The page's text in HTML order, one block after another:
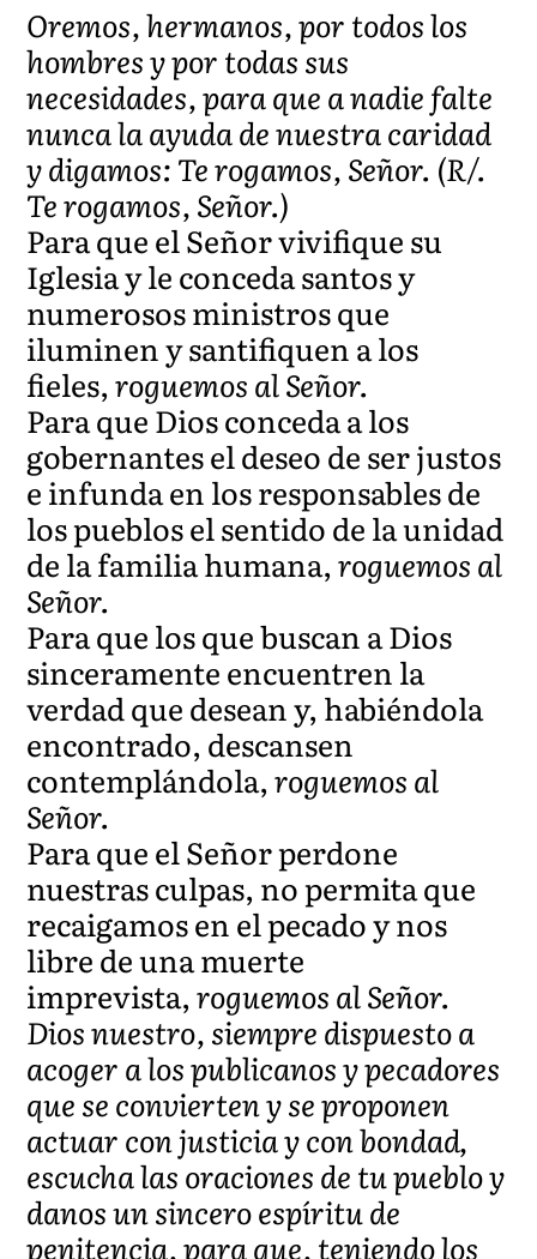
Oremos, hermanos, por todos los
hombres y por todas sus
necesidades, para que a nadie falte
nunca la ayuda de nuestra caridad
y digamos: Te rogamos, Señor. (R/.
Te rogamos, Señor.)
Para que el Señor vivifique su
Iglesia y le conceda santos y
numerosos ministros que
iluminen y santifiquen a los
fieles,roguemos al Señor.
Para que Dios conceda a los
gobernantes el deseo de ser justos
e infunda en los responsables de
los pueblos el sentido de la unidad
de la familia humana,roguemos al
Señor.
Para que los que buscan a Dios
sinceramente encuentren la
verdad que desean y, habiéndola
encontrado, descansen
contemplándola,roguemos al
Señor.
Para que el Señor perdone
nuestras culpas, no permita que
recaigamos en el pecado y nos
libre de una muerte
imprevista,roguemos al Señor.
Dios nuestro, siempre dispuesto a
acoger a los publicanos y pecadores
que se convierten y se proponen
actuar con justicia y con bondad,
escucha las oraciones de tu pueblo y
danos un sincero espíritu de
penitencia, para que, teniendo los